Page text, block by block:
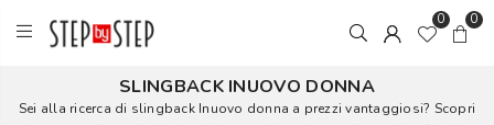
0 0
SLINGBACK INUOVO DONNA
Sei alla ricerca di slingback Inuovo donna a prezzi vantaggiosi? Scopri